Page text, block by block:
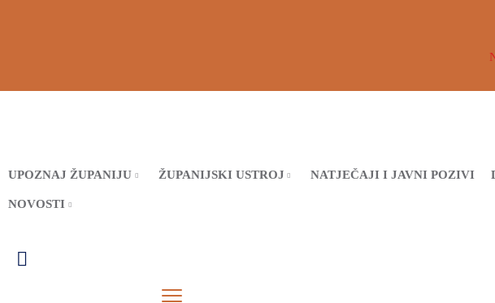
UPOZNAJ ŽUPANIJU ŽUPANIJSKI USTROJ NATJEČAJI I JAVNI POZIVI
NOVOSTI